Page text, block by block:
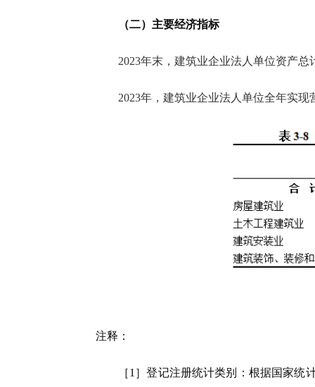
（二）主要经济指标
2023年末，建筑业企业法人单位资产总
2023年，建筑业企业法人单位全年实现
注释：
［1］登记注册统计类别：根据国家